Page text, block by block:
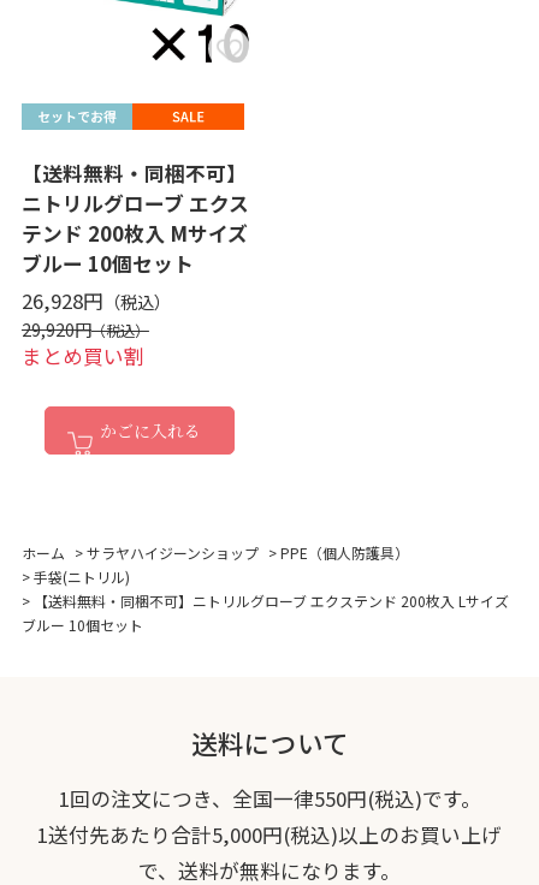
【送料無料・同梱不可】
ニトリルグローブ エクス
テンド 200枚入 Mサイズ
ブルー 10個セット
26,928円
29,920円
まとめ買い割
かごに入れる
ホーム >サラヤハイジーンショップ >PPE（個人防護具）
>手袋(ニトリル)
>
【送料無料・同梱不可】ニトリルグローブ エクステンド 200枚入 Lサイズ
ブルー 10個セット
送料について
1回の注文につき、全国一律550円(税込)です。
1送付先あたり合計5,000円(税込)以上のお買い上げ
で、送料が無料になります。